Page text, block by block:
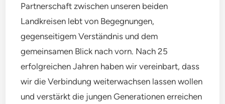
Partnerschaft zwischen unseren beiden
Landkreisen lebt von Begegnungen,
gegenseitigem Verständnis und dem
gemeinsamen Blick nach vorn. Nach 25
erfolgreichen Jahren haben wir vereinbart, dass
wir die Verbindung weiterwachsen lassen wollen
und verstärkt die jungen Generationen erreichen